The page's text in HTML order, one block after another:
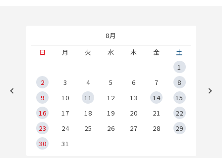
8月
日
月 火 水 木 金
土
1
2
3 4 5 6 7
8
9
10 11 12 13 14
15
16
17 18 19 20 21
22
23
24 25 26 27 28
29
30
31